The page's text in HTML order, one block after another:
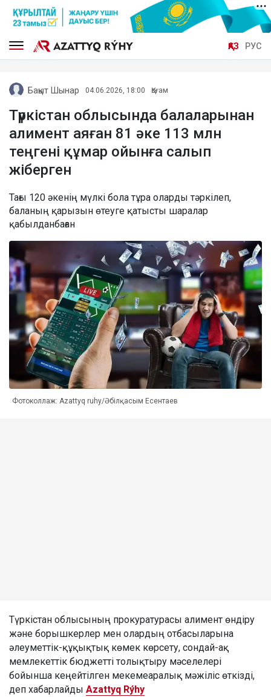
ҚАЗ РУС
Бақыт Шынар 04.06.2026, 18:00 Қоғам
Түркістан облысында балаларынан
алимент аяған 81 әке 113 млн
теңгені құмар ойынға салып
жіберген
Тағы 120 әкенің мүлкі бола тұра оларды тәркілеп,
баланың қарызын өтеуге қатысты шаралар
қабылданбаған
Фотоколлаж: Azattyq ruhy/Әбілқасым Есентаев
Түркістан облысының прокуратурасы алимент өндіру
және борышкерлер мен олардың отбасыларына
әлеуметтік-құқықтық көмек көрсету, сондай-ақ
мемлекеттік бюджетті толықтыру мәселелері
бойынша кеңейтілген мекемеаралық мәжіліс өткізді,
деп хабарлайды Azattyq Rýhy